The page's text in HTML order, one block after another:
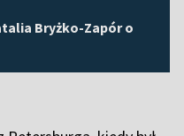
Bryżko-Zapór o